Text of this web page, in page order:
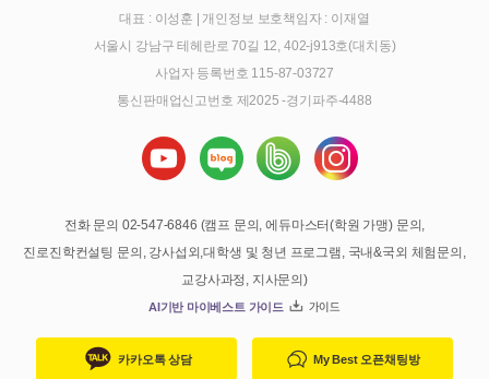
대표 : 이성훈
개인정보 보호책임자 : 이재열
서울시 강남구 테헤란로 70길 12, 402-j913호(대치동)
사업자 등록번호 115-87-03727
통신판매업신고번호 제2025 -경기파주-4488
전화 문의 02-547-6846 (캠프 문의, 에듀마스터(학원 가맹) 문의,
진로진학컨설팅 문의, 강사섭외,대학생 및 청년 프로그램, 국내&국외 체험문의,
교강사과정, 지사문의)
AI기반 마이베스트 가이드 가이드
카카오톡 상담 My Best 오픈채팅방